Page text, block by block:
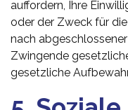
auffordern, Ihre
oder der Zweck für
nach
Zwingende
gesetzliche